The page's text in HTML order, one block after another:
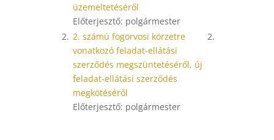
üzemeltetéséről
Előterjesztő: polgármester
2. 2. számú fogorvosi körzetre
vonatkozó feladat-ellátási
szerződés megszüntetéséről, új
feladat-ellátási szerződés
megkötéséről
Előterjesztő: polgármester
2.